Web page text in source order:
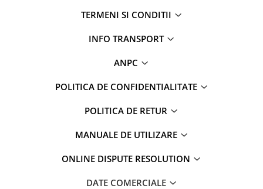
TERMENI SI CONDITII
INFO TRANSPORT
ANPC
POLITICA DE CONFIDENTIALITATE
POLITICA DE RETUR
MANUALE DE UTILIZARE
ONLINE DISPUTE RESOLUTION
DATE COMERCIALE